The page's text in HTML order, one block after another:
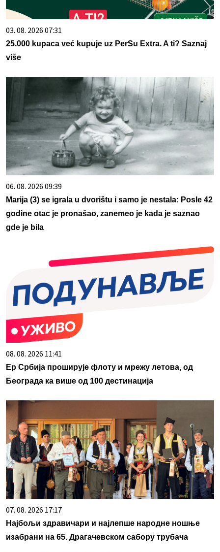
03. 08. 2026 07:31
25.000 kupaca već kupuje uz PerSu Extra. A ti? Saznaj
više
06. 08. 2026 09:39
Marija (3) se igrala u dvorištu i samo je nestala: Posle 42
godine otac je pronašao, zanemeo je kada je saznao
gde je bila
08. 08. 2026 11:41
Ер Србија проширује флоту и мрежу летова, од
Београда ка више од 100 дестинација
07. 08. 2026 17:17
Најбољи здравичари и најлепше народне ношње
изабрани на 65. Драгачевском сабору трубача